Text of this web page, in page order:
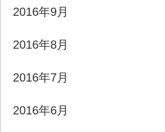
2016年9月
2016年8月
2016年7月
2016年6月